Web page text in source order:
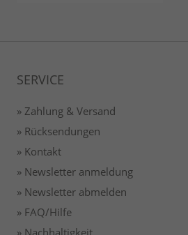
SERVICE
» Zahlung & Versand
» Rücksendungen
» Kontakt
» Newsletter anmeldung
» Newsletter abmelden
» FAQ/Hilfe
» Nachhaltigkeit